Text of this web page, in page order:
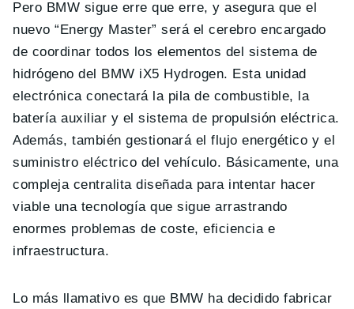
Pero BMW sigue erre que erre, y asegura que el
nuevo “Energy Master” será el cerebro encargado
de coordinar todos los elementos del sistema de
hidrógeno del BMW iX5 Hydrogen. Esta unidad
electrónica conectará la pila de combustible, la
batería auxiliar y el sistema de propulsión eléctrica.
Además, también gestionará el flujo energético y el
suministro eléctrico del vehículo. Básicamente, una
compleja centralita diseñada para intentar hacer
viable una tecnología que sigue arrastrando
enormes problemas de coste, eficiencia e
infraestructura.
Lo más llamativo es que BMW ha decidido fabricar